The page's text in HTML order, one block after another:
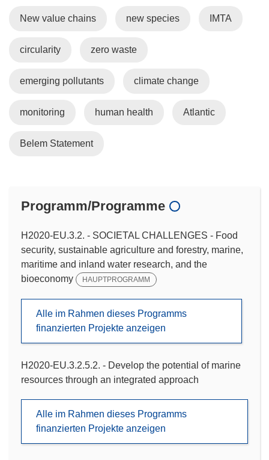
New value chains new species IMTA
circularity zero waste
emerging pollutants climate change
monitoring human health Atlantic
Belem Statement
Programm/Programme
H2020-EU.3.2. - SOCIETAL CHALLENGES - Food
security, sustainable agriculture and forestry, marine,
maritime and inland water research, and the
bioeconomy
HAUPTPROGRAMM
Alle im Rahmen dieses Programms
finanzierten Projekte anzeigen
H2020-EU.3.2.5.2. - Develop the potential of marine
resources through an integrated approach
Alle im Rahmen dieses Programms
finanzierten Projekte anzeigen